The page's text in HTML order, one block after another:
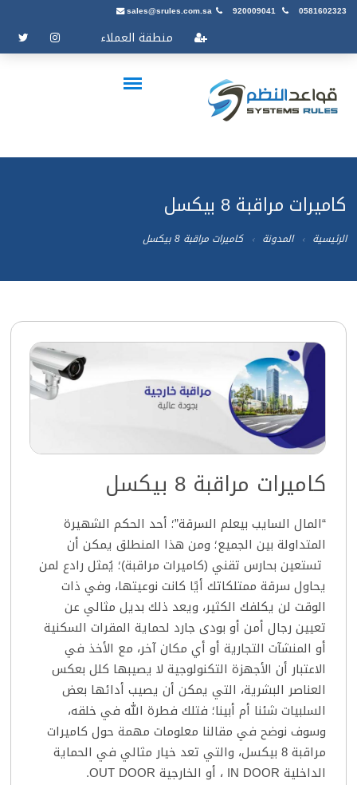
sales@srules.com.sa 920009041 0581602323
منطقة العملاء
كاميرات مراقبة 8 بيكسل
الرئيسية المدونة كاميرات مراقبة 8 بيكسل
كاميرات مراقبة 8 بيكسل
“المال السايب بيعلم السرقة”؛ أحد الحكم الشهيرة
المتداولة بين الجميع؛ ومن هذا المنطلق يمكن أن
تستعين بحارس تقني (كاميرات مراقبة)؛ يُمثل رادع لمن
يحاول سرقة ممتلكاتك أيًا كانت نوعيتها، وفي ذات
الوقت لن يكلفك الكثير، ويعد ذلك بديل مثالي عن
تعيين رجال أمن أو بودى جارد لحماية المقرات السكنية
أو المنشآت التجارية أو أي مكان آخر، مع الأخذ في
الاعتبار أن الأجهزة التكنولوجية لا يصيبها كلل بعكس
العناصر البشرية، التي يمكن أن يصيب أدائها بعض
السلبيات شئنا أم أبينا؛ فتلك فطرة الله في خلقه،
وسوف نوضح في مقالنا معلومات مهمة حول كاميرات
مراقبة 8 بيكسل، والتي تعد خيار مثالي في الحماية
الداخلية IN DOOR ، أو الخارجية OUT DOOR.